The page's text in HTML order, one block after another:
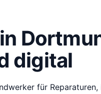
digital
für Reparaturen,